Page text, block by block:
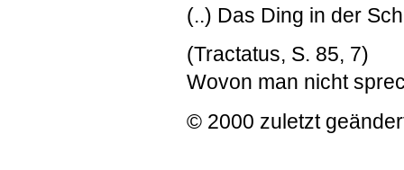
(..) Das Ding in der
(Tractatus, S. 85, 7)
Wovon man nicht
© 2000 zuletzt